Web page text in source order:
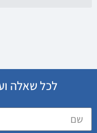
לכל שאלה